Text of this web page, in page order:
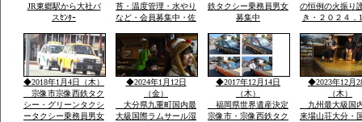
JR東郷駅から大社バ
スｾﾝﾀｰ
苔・温度管理・水やり
など・会員募集中・佐
９０７７－５５３５・
大島まで
鉄タクシー乗務員男女
募集中
の恒例の火振り
き・２０２４．
伝統祭り実行・
駐車あり家内安
他祈願火渡り参
ます近くに水汲
名な縫いの池水
◆2018年1月4日（木）
宗像市宗像西鉄タク
シー・グリーンタクシ
ータクシー乗務員男女
◆2024年1月12日
（金）
大分県九重町国内最
大級国際ラムサール湿
◆2017年12月14日
（木）
福岡県世界遺産決定
宗像市・宗像西鉄タク
◆2023年12月
（木）
九州最大級国
来場山荘大分・